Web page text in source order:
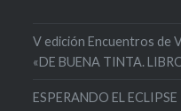
V edición Encuentros de
«DE BUENA TINTA.
ESPERANDO EL ECLIPSE